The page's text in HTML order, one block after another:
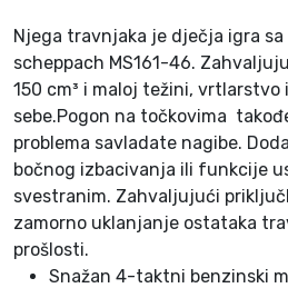
s
i
i
c
a
M
S
1
Njega travnjaka je dječja igra
scheppach MS161-46.
150 cm³ i maloj težini, vrtlarstvo
sebe.Pogon na točkovima
problema savladate nagibe.
bočnog izbacivanja ili funkcije
svestranim. Zahvaljujući
zamorno uklanjanje ostataka
prošlosti.
Snažan 4-taktni benzinski